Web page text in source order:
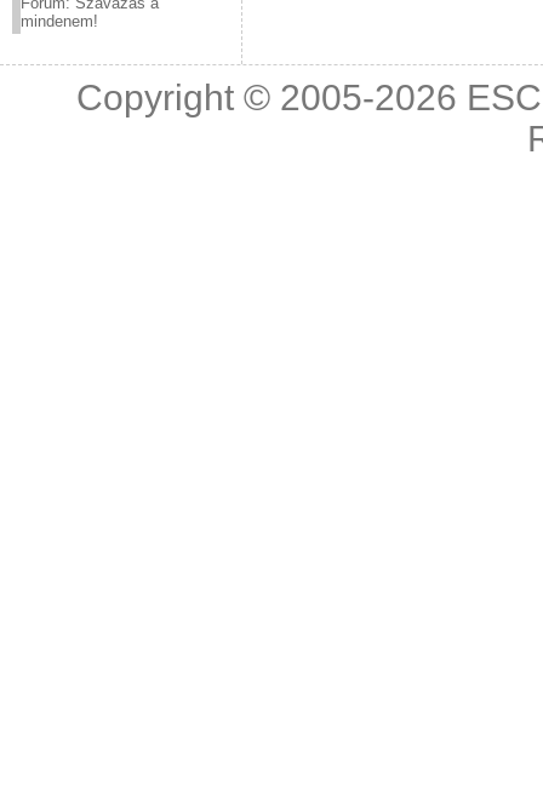
mindenem!
Copyright © 2005-2026